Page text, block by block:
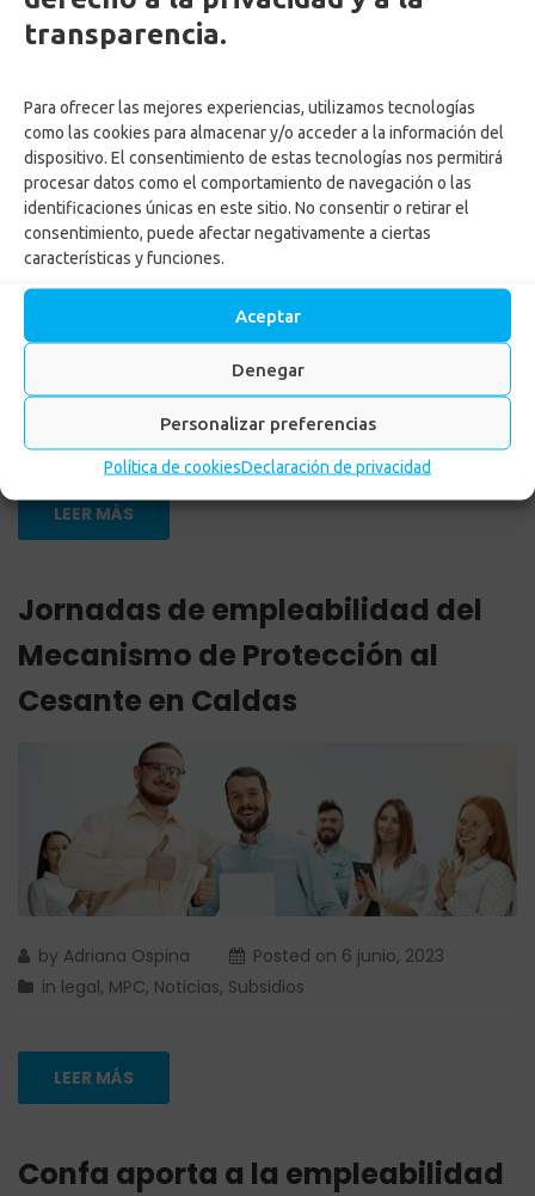
transparencia.
Para ofrecer las mejores experiencias, utilizamos tecnologías
como las cookies para almacenar y/o acceder a la información del
dispositivo. El consentimiento de estas tecnologías nos permitirá
procesar datos como el comportamiento de navegación o las
identificaciones únicas en este sitio. No consentir o retirar el
consentimiento, puede afectar negativamente a ciertas
características y funciones.
Aceptar
Denegar
Personalizar preferencias
Política de cookiesDeclaración de privacidad
Cesante de Confa realizará
Jornadas y Ferias de
empleabilidad en Caldas
byAdriana Ospina Posted on3 mayo, 2024
Noticias
LEER MÁS
Jornadas de empleabilidad del
Mecanismo de Protección al
Cesante en Caldas
by Adriana Ospina Posted on 6 junio, 2023
in legal, MPC, Noticias, Subsidios
LEER MÁS
Confa aporta a la empleabilidad